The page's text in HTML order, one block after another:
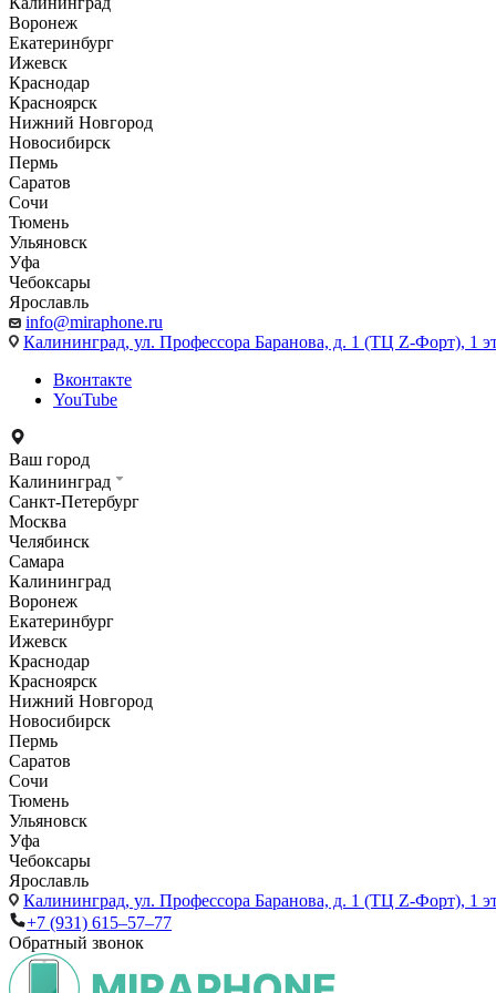
Воронеж
Екатеринбург
Ижевск
Краснодар
Красноярск
Нижний Новгород
Новосибирск
Пермь
Саратов
Сочи
Тюмень
Ульяновск
Уфа
Чебоксары
Ярославль
info@miraphone.ru
Калининград, ул. Профессора Баранова, д. 1 (ТЦ Z-Форт), 1
Вконтакте
YouTube
Ваш город
Калининград
Санкт-Петербург
Москва
Челябинск
Самара
Калининград
Воронеж
Екатеринбург
Ижевск
Краснодар
Красноярск
Нижний Новгород
Новосибирск
Пермь
Саратов
Сочи
Тюмень
Ульяновск
Уфа
Чебоксары
Ярославль
Калининград, ул. Профессора Баранова, д. 1 (ТЦ Z-Форт), 1
+7 (931) 615‒57‒77
Обратный звонок